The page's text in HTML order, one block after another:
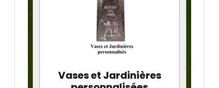
Vases et Jardinières